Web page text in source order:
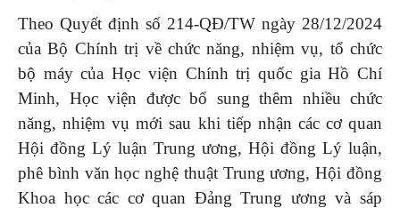
Theo Quyết định số 214-QĐ/TW ngày 28/12/2024
của Bộ Chính trị về chức năng, nhiệm vụ, tổ chức
bộ máy của Học viện Chính trị quốc gia Hồ Chí
Minh, Học viện được bổ sung thêm nhiều chức
năng, nhiệm vụ mới sau khi tiếp nhận các cơ quan
Hội đồng Lý luận Trung ương, Hội đồng Lý luận,
phê bình văn học nghệ thuật Trung ương, Hội đồng
Khoa học các cơ quan Đảng Trung ương và sáp